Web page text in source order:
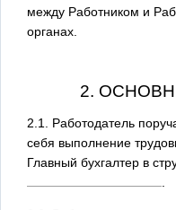
между Работником и
органах.
2.
2.1. Работодатель
себя выполнение
Главный бухгалтер в